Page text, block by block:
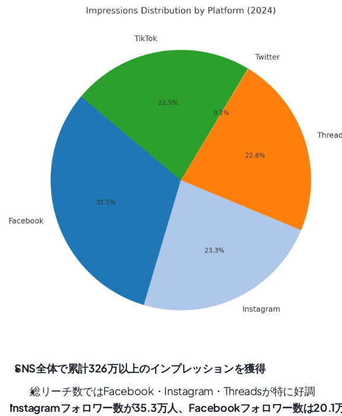
SNS全体で累計326万以上のインプレッションを獲得
総リーチ数ではFacebook・Instagram・Threadsが特に好調
Instagramフォロワー数が35.3万人、Facebookフォロワー数は20.1